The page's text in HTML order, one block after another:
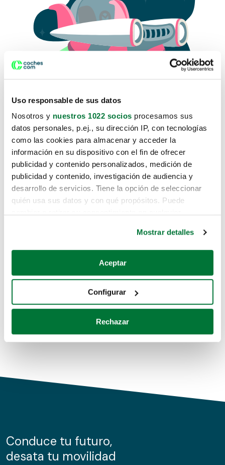
Uso responsable de sus datos
Nosotros y nuestros 1022 socios procesamos sus
datos personales, p.ej., su dirección IP, con tecnologías
como las cookies para almacenar y acceder la
información en su dispositivo con el fin de ofrecer
publicidad y contenido personalizados, medición de
publicidad y contenido, investigación de audiencia y
desarrollo de servicios. Tiene la opción de seleccionar
quién usa sus datos y con qué propósitos. Puede
Si lo permite, también quisiéramos:
Recopilar información sobre su ubicación geográfica
Identificar su dispositivo analizándolo activamente
para buscar características específicas (huellas
Obtenga más información sobre cómo se procesan sus
de cookies.
información sobre el uso que haga del sitio web con
nuestros partners de redes sociales, publicidad y análisis
Mostrar detalles
Aceptar
Configurar
Rechazar
Lo sentimos, no sabemos como
te hemos traido hasta aquí.
Pero puedes encontrar el coche que estás
buscando en alguno de estos enlaces:
Coches de segunda mano
Coches de km0
Conduce tu futuro,
desata tu movilidad